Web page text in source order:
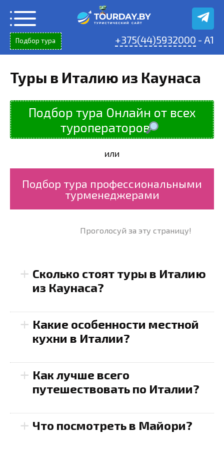
содержанию
Подбор тура +375(44)5932000 - A1
Туры в Италию из Каунаса
Подбор тура Онлайн от всех
туроператоров
или
Подбор тура профессиональными
турменеджерами
Проголосуй за эту страницу!
+ Сколько стоят туры в Италию
из Каунаса?
+ Какие особенности местной
кухни в Италии?
+ Как лучше всего
путешествовать по Италии?
+ Что посмотреть в Майори?